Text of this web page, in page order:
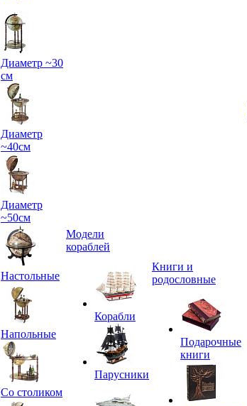
Диаметр ~30
см
Диаметр
~40см
Диаметр
~50см
Настольные
Напольные
Со столиком
Модели
кораблей
Корабли
Парусники
Книги и
родословные
Подарочные
книги